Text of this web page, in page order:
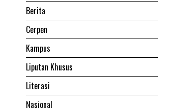
Berita
Cerpen
Kampus
Liputan Khusus
Literasi
Nasional